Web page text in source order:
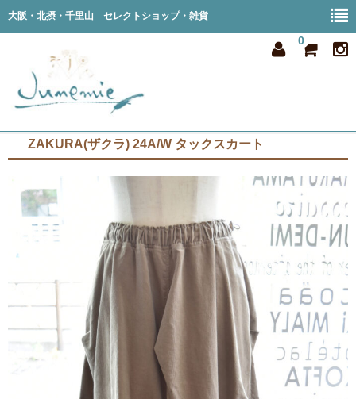
大阪・北摂・千里山 セレクトショップ・雑貨
0
all item
ZAKURA(ザクラ) 24A/W タックスカート